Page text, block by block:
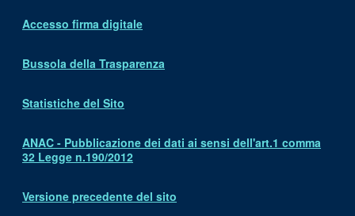
Accesso firma digitale
Bussola della Trasparenza
Statistiche del Sito
ANAC - Pubblicazione dei dati ai sensi dell'art.1 comma
32 Legge n.190/2012
Versione precedente del sito